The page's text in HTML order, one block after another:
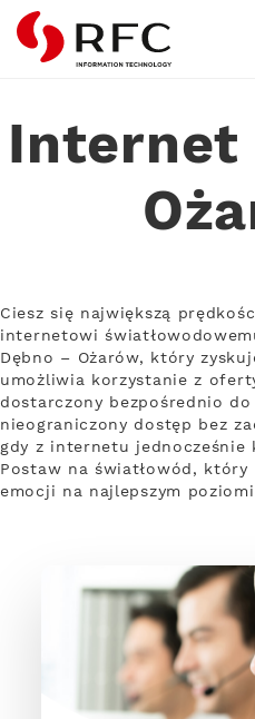
RFC
Internet
Ciesz się największą
internetowi
Dębno – Ożarów, który
umożliwia korzystanie z
dostarczony bezpośrednio
nieograniczony dostęp bez
gdy z internetu jednocześnie
Postaw na światłowód,
emocji na najlepszym